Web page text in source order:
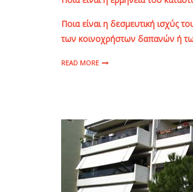
Ποια είναι η δεσμευτική ισχύς
των κοινοχρήστων δαπανών ή
READ MORE